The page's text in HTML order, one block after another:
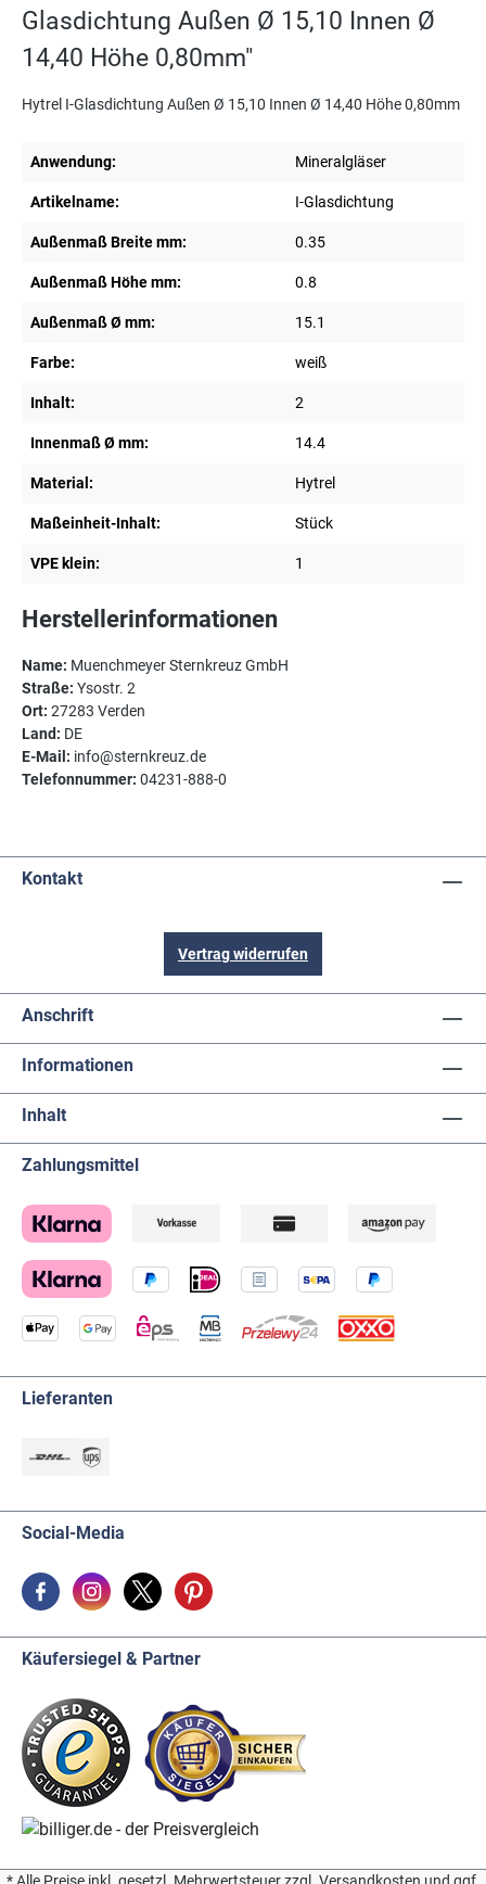
Glasdichtung Außen Ø 15,10 Innen Ø
14,40 Höhe 0,80mm"
Hytrel I-Glasdichtung Außen Ø 15,10 Innen Ø 14,40 Höhe 0,80mm
Anwendung: Mineralgläser
Artikelname: I-Glasdichtung
Außenmaß Breite mm: 0.35
Außenmaß Höhe mm: 0.8
Außenmaß Ø mm: 15.1
Farbe: weiß
Inhalt: 2
Innenmaß Ø mm: 14.4
Material: Hytrel
Maßeinheit-Inhalt: Stück
VPE klein: 1
Herstellerinformationen
Name: Muenchmeyer Sternkreuz GmbH
Straße: Ysostr. 2
Ort: 27283 Verden
Land: DE
E-Mail: info@sternkreuz.de
Telefonnummer: 04231-888-0
Kontakt
Vertrag widerrufen
Anschrift
Informationen
Inhalt
Zahlungsmittel
Lieferanten
Social-Media
Käufersiegel & Partner